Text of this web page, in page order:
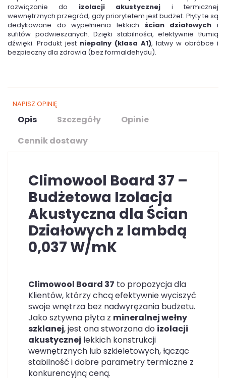
rozwiązanie do izolacji akustycznej i termicznej
wewnętrznych przegród, gdy priorytetem jest budżet. Płyty te są
dedykowane do wypełnienia lekkich ścian działowych i
sufitów podwieszanych. Dzięki stabilności, efektywnie tłumią
dźwięki. Produkt jest niepalny (klasa A1), łatwy w obróbce i
bezpieczny dla zdrowia (bez formaldehydu).
NAPISZ OPINIĘ
Opis Szczegóły
Opinie
Cennik dostawy
Climowool Board 37 –
Budżetowa Izolacja
Akustyczna dla Ścian
Działowych z lambdą
0,037 W/mK
Climowool Board 37 to propozycja dla
Klientów, którzy chcą efektywnie wyciszyć
swoje wnętrza bez nadwyrężania budżetu.
Jako sztywna płyta z mineralnej wełny
szklanej, jest ona stworzona do izolacji
akustycznej lekkich konstrukcji
wewnętrznych lub szkieletowych, łącząc
stabilność i dobre parametry termiczne z
konkurencyjną ceną.